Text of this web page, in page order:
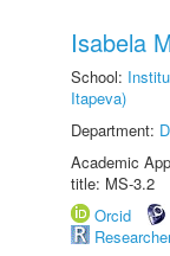
Isabela
School:
Itapeva)
Department:
Academic
title: MS-3.2
Orcid